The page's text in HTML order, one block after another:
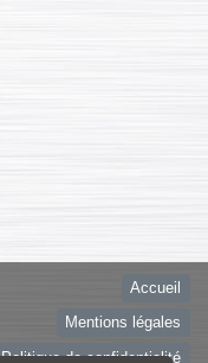
Accueil
Mentions légales
Politique de confidentialité